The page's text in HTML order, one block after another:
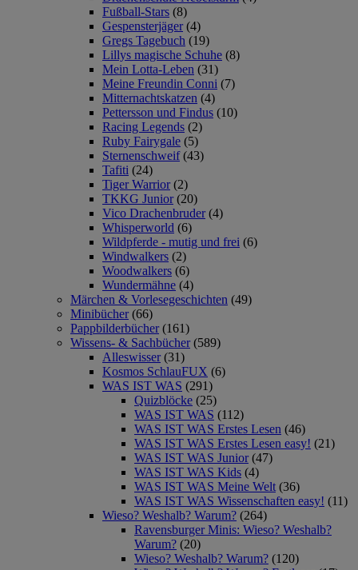
Fußball-Stars (8)
Gespensterjäger (4)
Gregs Tagebuch (19)
Lillys magische Schuhe (8)
Mein Lotta-Leben (31)
Meine Freundin Conni (7)
Mitternachtskatzen (4)
Pettersson und Findus (10)
Racing Legends (2)
Ruby Fairygale (5)
Sternenschweif (43)
Tafiti (24)
Tiger Warrior (2)
TKKG Junior (20)
Vico Drachenbruder (4)
Whisperworld (6)
Wildpferde - mutig und frei (6)
Windwalkers (2)
Woodwalkers (6)
Wundermähne (4)
Märchen & Vorlesegeschichten (49)
Minibücher (66)
Pappbilderbücher (161)
Wissens- & Sachbücher (589)
Alleswisser (31)
Kosmos SchlauFUX (6)
WAS IST WAS (291)
Quizblöcke (25)
WAS IST WAS (112)
WAS IST WAS Erstes Lesen (46)
WAS IST WAS Erstes Lesen easy! (21)
WAS IST WAS Junior (47)
WAS IST WAS Kids (4)
WAS IST WAS Meine Welt (36)
WAS IST WAS Wissenschaften easy! (11)
Wieso? Weshalb? Warum? (264)
Ravensburger Minis: Wieso? Weshalb?
Warum? (20)
Wieso? Weshalb? Warum? (120)